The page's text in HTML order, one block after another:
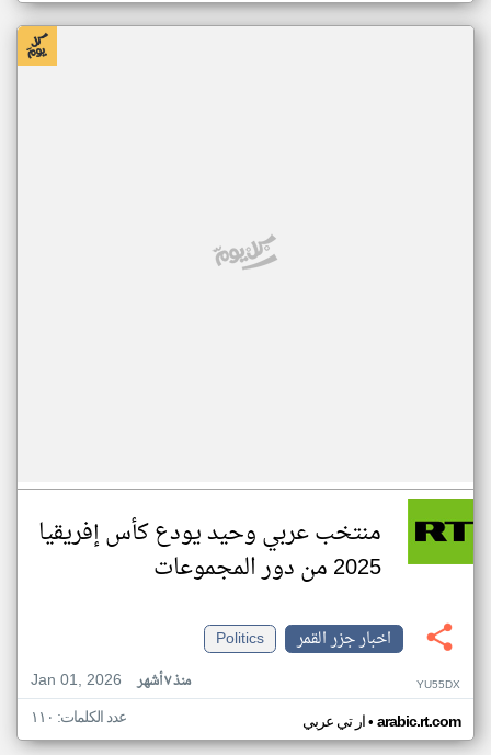
منتخب عربي وحيد يودع كأس إفريقيا
2025 من دور المجموعات
اخبار جزر القمر
Politics
Jan 01, 2026
منذ ٧ أشهر YU55DX
ار تي عربي• arabic.rt.com عدد الكلمات: ١١٠